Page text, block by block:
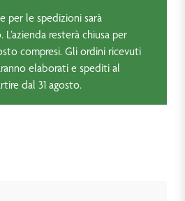
per le spedizioni sarà
resterà chiusa per
compresi. Gli ordini ricevuti
elaborati e spediti al
dal 31 agosto.